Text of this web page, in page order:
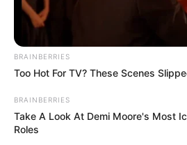
BRAINBERRIES
Too Hot For TV? These Scenes
BRAINBERRIES
Take A Look At Demi Moore's Most
Roles